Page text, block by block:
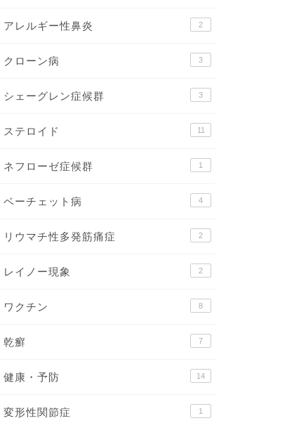
アレルギー性鼻炎 2
クローン病 3
シェーグレン症候群 3
ステロイド 11
ネフローゼ症候群 1
ベーチェット病 4
リウマチ性多発筋痛症 2
レイノー現象 2
ワクチン 8
乾癬 7
健康・予防 14
変形性関節症 1